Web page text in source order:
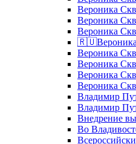
Вероника
Вероника
Вероника
🇷🇺Вероника
Вероника
Вероника
Вероника
Вероника
Владимир
Владимир
Внедрение
Во